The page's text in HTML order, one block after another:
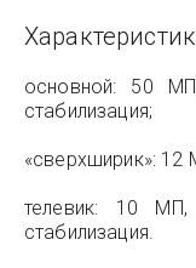
основной: 50
стабилизация;
«сверхширик»: 12
телевик: 10 МП,
стабилизация.